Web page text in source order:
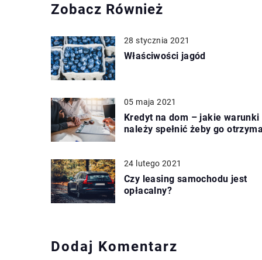
Zobacz Również
28 stycznia 2021
Właściwości jagód
05 maja 2021
Kredyt na dom – jakie warunki
należy spełnić żeby go
24 lutego 2021
Czy leasing samochodu jest
opłacalny?
Dodaj Komentarz